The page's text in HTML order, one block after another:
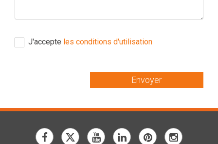
J'accepte les conditions d'utilisation
Envoyer